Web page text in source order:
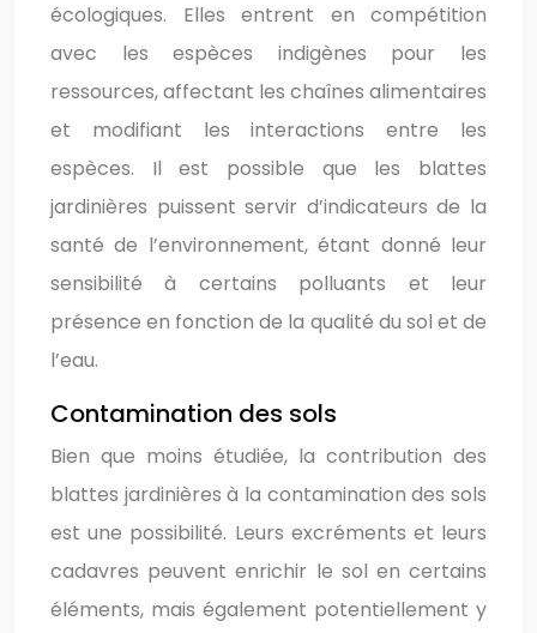
écologiques. Elles entrent en compétition
avec les espèces indigènes pour les
ressources, affectant les chaînes alimentaires
et modifiant les interactions entre les
espèces. Il est possible que les blattes
jardinières puissent servir d’indicateurs de la
santé de l’environnement, étant donné leur
sensibilité à certains polluants et leur
présence en fonction de la qualité du sol et de
l’eau.
Contamination des sols
Bien que moins étudiée, la contribution des
blattes jardinières à la contamination des sols
est une possibilité. Leurs excréments et leurs
cadavres peuvent enrichir le sol en certains
éléments, mais également potentiellement y